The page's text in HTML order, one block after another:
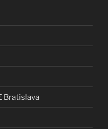
Bratislava